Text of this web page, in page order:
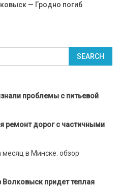
— Гродно погиб
проблемы с питьевой
ремонт дорог с частичными
месяц в Минске: обзор
придет теплая